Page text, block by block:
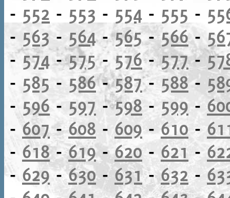
- 552 - 553 - 554 - 555 -
- 563 - 564-565-566-
-574-575-576- 577-
- 585 - 586-587- 588-
- 596 - 597 -598- 599 -
-607-608 - 609-610 -
- 618-619-620 - 621 -
- 629-630-631-632-